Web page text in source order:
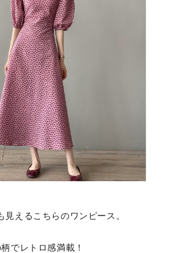
見えるこちらのワンピース。
でレトロ感満載！